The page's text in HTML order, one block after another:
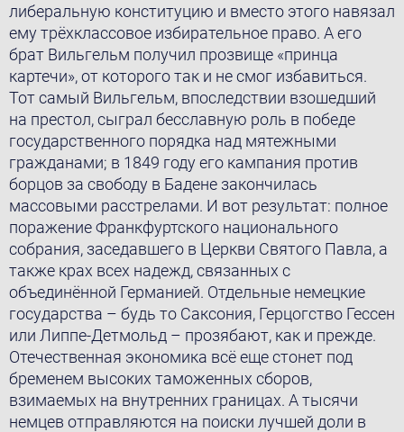
либеральную конституцию и вместо этого навязал
ему трёхклассовое избирательное право. А его
брат Вильгельм получил прозвище «принца
картечи», от которого так и не смог избавиться.
Тот самый Вильгельм, впоследствии взошедший
на престол, сыграл бесславную роль в победе
государственного порядка над мятежными
гражданами; в 1849 году его кампания против
борцов за свободу в Бадене закончилась
массовыми расстрелами. И вот результат: полное
поражение Франкфуртского национального
собрания, заседавшего в Церкви Святого Павла, а
также крах всех надежд, связанных с
объединённой Германией. Отдельные немецкие
государства – будь то Саксония, Герцогство Гессен
или Липпе-Детмольд – прозябают, как и прежде.
Отечественная экономика всё еще стонет под
бременем высоких таможенных сборов,
взимаемых на внутренних границах. А тысячи
немцев отправляются на поиски лучшей доли в